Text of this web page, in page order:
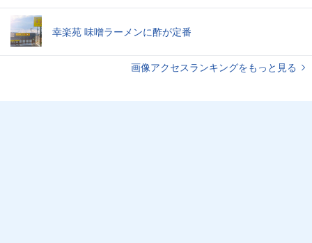
幸楽苑 味噌ラーメンに酢が定番
画像アクセスランキングをもっと見る